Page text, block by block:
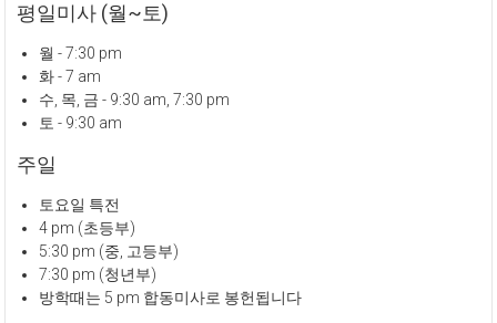
평일미사 (월~토)
월 - 7:30 pm
화 - 7 am
수, 목, 금 - 9:30 am, 7:30 pm
토 - 9:30 am
주일
토요일 특전
4 pm (초등부)
5:30 pm (중, 고등부)
7:30 pm (청년부)
방학때는 5 pm 합동미사로 봉헌됩니다